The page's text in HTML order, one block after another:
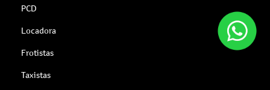
PCD
Locadora
Frotistas
Taxistas